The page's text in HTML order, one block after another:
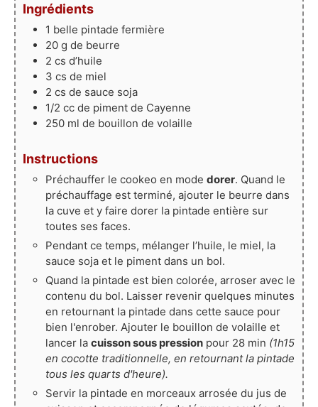
Ingrédients
1 belle pintade fermière
20 g de beurre
2 cs d’huile
3 cs de miel
2 cs de sauce soja
1/2 cc de piment de Cayenne
250 ml de bouillon de volaille
Instructions
Préchauffer le cookeo en mode dorer. Quand le
préchauffage est terminé, ajouter le beurre dans
la cuve et y faire dorer la pintade entière sur
toutes ses faces.
Pendant ce temps, mélanger l’huile, le miel, la
sauce soja et le piment dans un bol.
Quand la pintade est bien colorée, arroser avec le
contenu du bol. Laisser revenir quelques minutes
en retournant la pintade dans cette sauce pour
bien l'enrober. Ajouter le bouillon de volaille et
lancer la cuisson sous pression pour 28 min (1h15
en cocotte traditionnelle, en retournant la pintade
tous les quarts d'heure).
Servir la pintade en morceaux arrosée du jus de